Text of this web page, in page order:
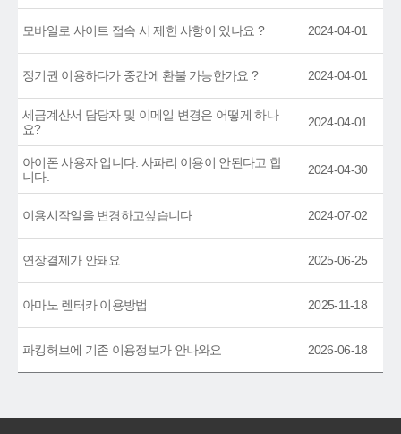
모바일로 사이트 접속 시 제한 사항이 있나요 ? 2024-04-01
정기권 이용하다가 중간에 환불 가능한가요 ? 2024-04-01
세금계산서 담당자 및 이메일 변경은 어떻게 하나
요?
2024-04-01
아이폰 사용자 입니다. 사파리 이용이 안된다고 합
니다.
2024-04-30
이용시작일을 변경하고싶습니다 2024-07-02
연장결제가 안돼요 2025-06-25
아마노 렌터카 이용방법 2025-11-18
파킹허브에 기존 이용정보가 안나와요 2026-06-18